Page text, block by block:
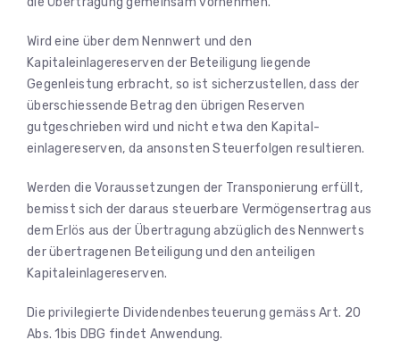
Wird eine über dem Nennwert und den
Kapitaleinlagereserven der Beteiligung liegende
Gegenleistung erbracht, so ist sicherzustellen, dass der
überschiessende Betrag den übrigen Reserven
gutgeschrieben wird und nicht etwa den Kapital-
einlagereserven, da ansonsten Steuerfolgen resultieren.
Werden die Voraussetzungen der Transponierung erfüllt,
bemisst sich der daraus steuerbare Vermögensertrag aus
dem Erlös aus der Übertragung abzüglich des Nennwerts
der übertragenen Beteiligung und den anteiligen
Kapitaleinlagereserven.
Die privilegierte Dividendenbesteuerung gemäss Art. 20
Abs. 1bis DBG findet Anwendung.